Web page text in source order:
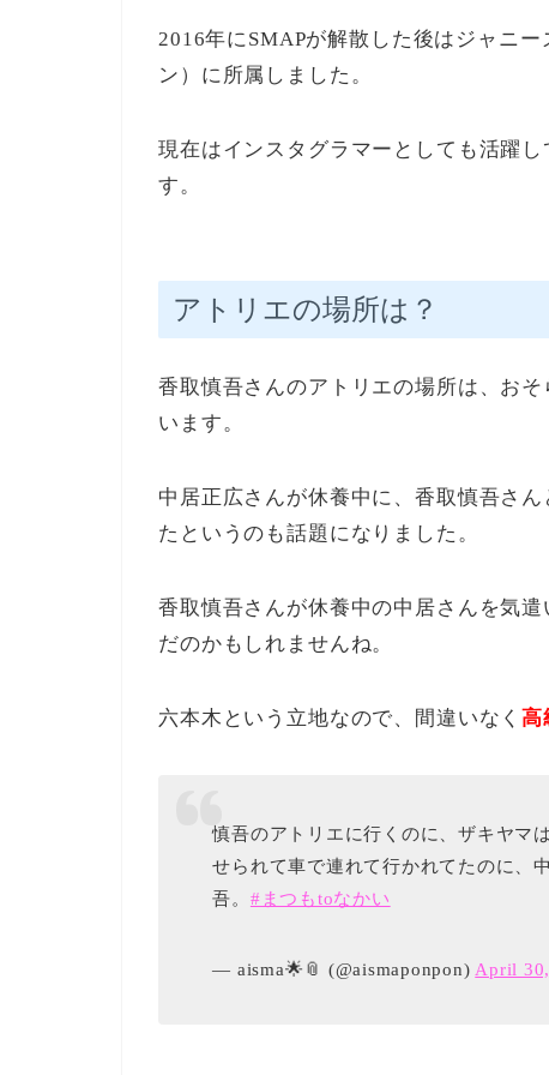
2016年にSMAPが解散した後はジャニ
ン）に所属しました。
現在はインスタグラマーとしても活躍
す。
アトリエの場所は？
香取慎吾さんのアトリエの場所は、お
います。
中居正広さんが休養中に、香取慎吾さ
たというのも話題になりました。
香取慎吾さんが休養中の中居さんを気
だのかもしれませんね。
六本木という立地なので、間違いなく高
慎吾のアトリエに行くのに、ザキヤマ
せられて車で連れて行かれてたのに、
吾。 #まつもtoなかい
— aisma🌟📎 (@aismaponpon) April